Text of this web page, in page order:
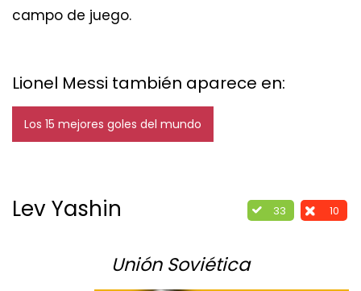
campo de juego.
Lionel Messi también aparece en:
Los 15 mejores goles del mundo
33 10
Lev Yashin
Unión Soviética